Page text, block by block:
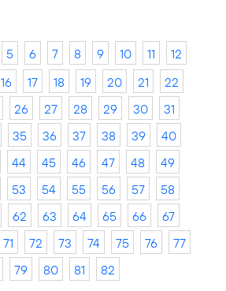
5 6 7 8 9 10 11
12
16 17 18 19 20 21
22
26 27 28 29 30
31
35 36 37 38 39
40
44 45 46 47 48
49
53 54 55 56 57
58
62 63 64 65 66
67
71 72 73 74 75 76
77
79 80 81 82